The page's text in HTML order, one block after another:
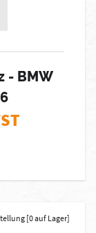
- BMW
[0 auf Lager]